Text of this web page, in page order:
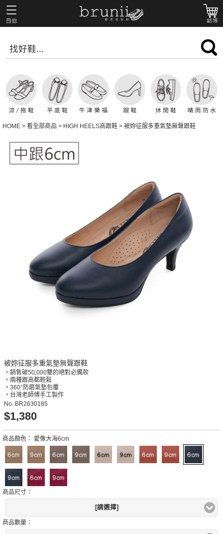
HOME > 看全部商品 > HIGH HEELS高跟鞋 > 被妳征服多重氣墊無聲跟鞋
被妳征服多重氣墊無聲跟鞋
。銷售破50,000雙的絕對必備款
。兩種跟高都輕鬆
。360°防磨氣墊包覆
。台灣老師傅手工製作
No. BR2630185
$1,380
商品顏色： 愛像大海6cm
商品尺寸：
[請選擇]
商品數量：